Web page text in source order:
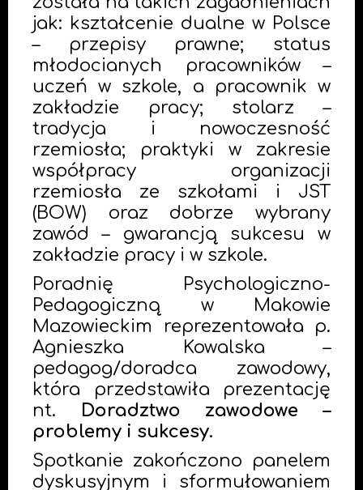
jak: kształcenie dualne w Polsce
– przepisy prawne; status
młodocianych pracowników –
uczeń w szkole, a pracownik w
zakładzie pracy; stolarz –
tradycja i nowoczesność
rzemiosła; praktyki w zakresie
współpracy organizacji
rzemiosła ze szkołami i JST
(BOW) oraz dobrze wybrany
zawód – gwarancją sukcesu w
zakładzie pracy i w szkole.
Poradnię Psychologiczno-
Pedagogiczną w Makowie
Mazowieckim reprezentowała p.
Agnieszka Kowalska –
pedagog/doradca zawodowy,
która przedstawiła prezentację
nt. Doradztwo zawodowe –
problemy i sukcesy.
Spotkanie zakończono panelem
dyskusyjnym i sformułowaniem